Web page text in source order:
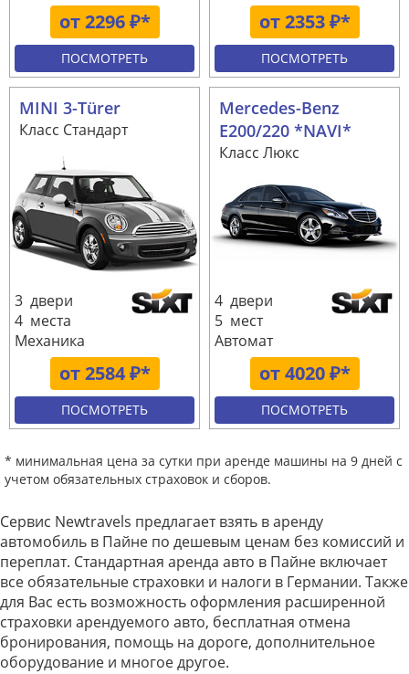
от 2296 ₽*
ПОСМОТРЕТЬ
от 2353 ₽*
ПОСМОТРЕТЬ
MINI 3-Türer
Класс Стандарт
от 2584 ₽*
3 двери
4 места
Механика
ПОСМОТРЕТЬ
Mercedes-Benz
E200/220 *NAVI*
Класс Люкс
от 4020 ₽*
4 двери
5 мест
Автомат
ПОСМОТРЕТЬ
* минимальная цена за сутки при аренде машины на 9 дней с
учетом обязательных страховок и сборов.
Сервис Newtravels предлагает взять в аренду
автомобиль в Пайне по дешевым ценам без комиссий и
переплат. Стандартная аренда авто в Пайне включает
все обязательные страховки и налоги в Германии. Также
для Вас есть возможность оформления расширенной
страховки арендуемого авто, бесплатная отмена
бронирования, помощь на дороге, дополнительное
оборудование и многое другое.